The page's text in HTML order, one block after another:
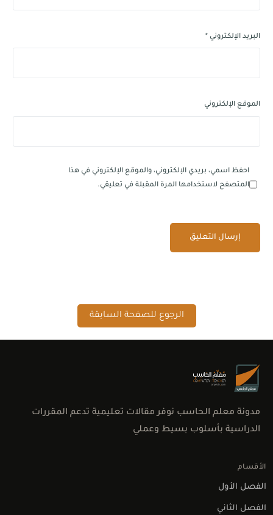
البريد الإلكتروني*
الموقع الإلكتروني
احفظ اسمي، بريدي الإلكتروني، والموقع الإلكتروني في هذا
المتصفح لاستخدامها المرة المقبلة في تعليقي.
الرجوع للصفحة السابقة
مدونة معلم الحاسب نوفر مقالات تعليمية تدعم المقررات
الدراسية بأسلوب بسيط وعملي
الأقسام
الفصل الأول
الفصل الثاني